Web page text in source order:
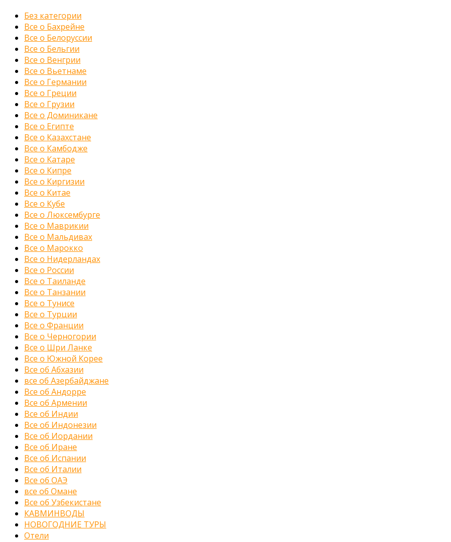
Без категории
Все о Бахрейне
Все о Белоруссии
Все о Бельгии
Все о Венгрии
Все о Вьетнаме
Все о Германии
Все о Греции
Все о Грузии
Все о Доминикане
Все о Египте
Все о Казахстане
Все о Камбодже
Все о Катаре
Все о Кипре
Все о Киргизии
Все о Китае
Все о Кубе
Все о Люксембурге
Все о Маврикии
Все о Мальдивах
Все о Марокко
Все о Нидерландах
Все о России
Все о Таиланде
Все о Танзании
Все о Тунисе
Все о Турции
Все о Франции
Все о Черногории
Все о Шри Ланке
Все о Южной Корее
Все об Абхазии
все об Азербайджане
Все об Андорре
Все об Армении
Все об Индии
Все об Индонезии
Все об Иордании
Все об Иране
Все об Испании
Все об Италии
Все об ОАЭ
все об Омане
Все об Узбекистане
КАВМИНВОДЫ
НОВОГОДНИЕ ТУРЫ
Отели